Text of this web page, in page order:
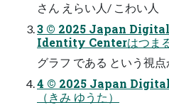
さん えらい人/ こわい人
3 © 2025 Japan
Identity Centerはつま
グラフ である という視
4 © 2025 Japan Digital
（きみ ゆうた）